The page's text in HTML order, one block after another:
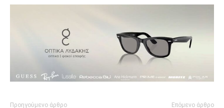
Προηγούμενο άρθρο Επόμενο άρθρο